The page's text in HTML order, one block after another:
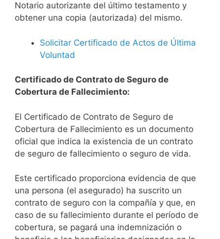
Notario autorizante del último testamento y
obtener una copia (autorizada) del mismo.
Solicitar Certificado de Actos de Última
Voluntad
Certificado de Contrato de Seguro de
Cobertura de Fallecimiento:
El Certificado de Contrato de Seguro de
Cobertura de Fallecimiento es un documento
oficial que indica la existencia de un contrato
de seguro de fallecimiento o seguro de vida.
Este certificado proporciona evidencia de que
una persona (el asegurado) ha suscrito un
contrato de seguro con la compañía y que, en
caso de su fallecimiento durante el período de
cobertura, se pagará una indemnización o